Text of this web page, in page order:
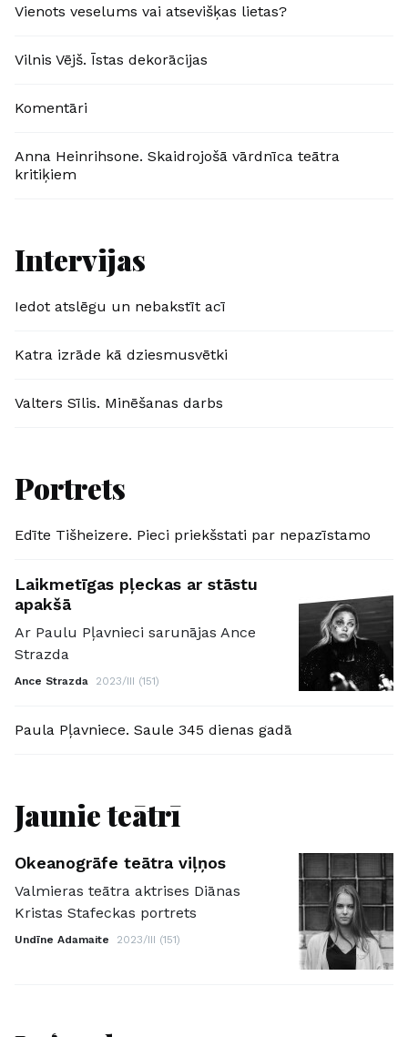
Vienots veselums vai atsevišķas lietas?
Vilnis Vējš. Īstas dekorācijas
Komentāri
Anna Heinrihsone. Skaidrojošā vārdnīca teātra
kritiķiem
Intervijas
Iedot atslēgu un nebakstīt acī
Katra izrāde kā dziesmusvētki
Valters Sīlis. Minēšanas darbs
Portrets
Edīte Tišheizere. Pieci priekšstati par nepazīstamo
Laikmetīgas pļeckas ar stāstu
apakšā
Ar Paulu Pļavnieci sarunājas Ance
Strazda
Ance Strazda 2023/III (151)
Paula Pļavniece. Saule 345 dienas gadā
Jaunie teātrī
Okeanogrāfe teātra viļņos
Valmieras teātra aktrises Diānas
Kristas Stafeckas portrets
Undīne Adamaite 2023/III (151)